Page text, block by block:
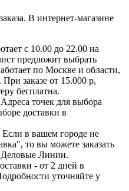
В интернет-магазине
с 10.00 до 22.00 на
предложит выбрать
по Москве и области,
заказе от 15.000 р,
бесплатна.
точек для выбора
доставки в
Если в вашем городе не
то вы можете заказать
Деловые Линии.
- от 2 дней в
уточняйте у